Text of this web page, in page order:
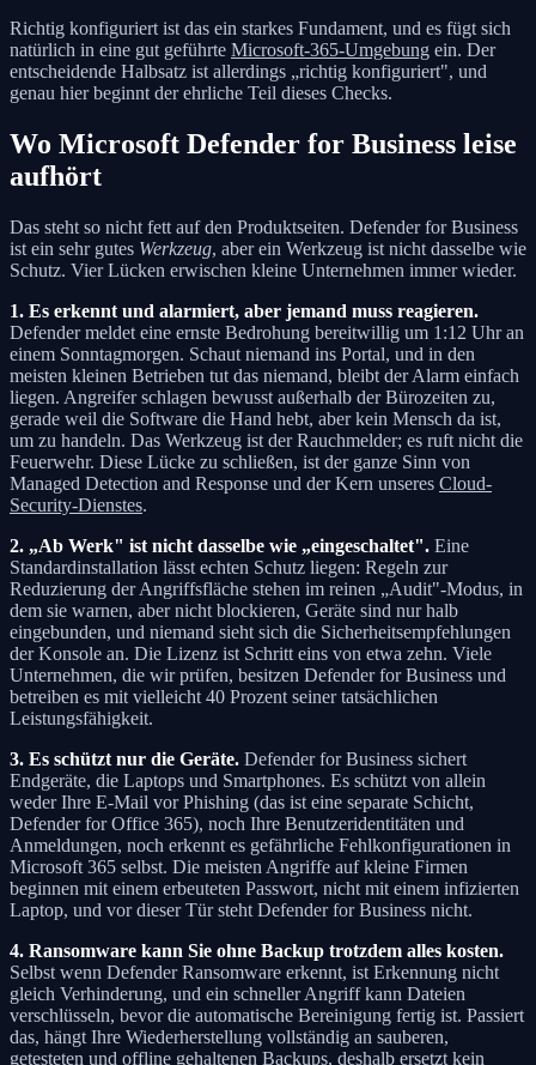
Richtig konfiguriert ist das ein starkes Fundament, und es fügt sich
natürlich in eine gut geführte Microsoft-365-Umgebung ein. Der
entscheidende Halbsatz ist allerdings „richtig konfiguriert", und
genau hier beginnt der ehrliche Teil dieses Checks.
Wo Microsoft Defender for Business leise
aufhört
Das steht so nicht fett auf den Produktseiten. Defender for Business
ist ein sehr gutes Werkzeug, aber ein Werkzeug ist nicht dasselbe wie
Schutz. Vier Lücken erwischen kleine Unternehmen immer wieder.
1. Es erkennt und alarmiert, aber jemand muss reagieren.
Defender meldet eine ernste Bedrohung bereitwillig um 1:12 Uhr an
einem Sonntagmorgen. Schaut niemand ins Portal, und in den
meisten kleinen Betrieben tut das niemand, bleibt der Alarm einfach
liegen. Angreifer schlagen bewusst außerhalb der Bürozeiten zu,
gerade weil die Software die Hand hebt, aber kein Mensch da ist,
um zu handeln. Das Werkzeug ist der Rauchmelder; es ruft nicht die
Feuerwehr. Diese Lücke zu schließen, ist der ganze Sinn von
Managed Detection and Response und der Kern unseres Cloud-
Security-Dienstes.
2. „Ab Werk" ist nicht dasselbe wie „eingeschaltet". Eine
Standardinstallation lässt echten Schutz liegen: Regeln zur
Reduzierung der Angriffsfläche stehen im reinen „Audit"-Modus, in
dem sie warnen, aber nicht blockieren, Geräte sind nur halb
eingebunden, und niemand sieht sich die Sicherheitsempfehlungen
der Konsole an. Die Lizenz ist Schritt eins von etwa zehn. Viele
Unternehmen, die wir prüfen, besitzen Defender for Business und
betreiben es mit vielleicht 40 Prozent seiner tatsächlichen
Leistungsfähigkeit.
3. Es schützt nur die Geräte. Defender for Business sichert
Endgeräte, die Laptops und Smartphones. Es schützt von allein
weder Ihre E-Mail vor Phishing (das ist eine separate Schicht,
Defender for Office 365), noch Ihre Benutzeridentitäten und
Anmeldungen, noch erkennt es gefährliche Fehlkonfigurationen in
Microsoft 365 selbst. Die meisten Angriffe auf kleine Firmen
beginnen mit einem erbeuteten Passwort, nicht mit einem infizierten
Laptop, und vor dieser Tür steht Defender for Business nicht.
4. Ransomware kann Sie ohne Backup trotzdem alles kosten.
Selbst wenn Defender Ransomware erkennt, ist Erkennung nicht
gleich Verhinderung, und ein schneller Angriff kann Dateien
verschlüsseln, bevor die automatische Bereinigung fertig ist. Passiert
das, hängt Ihre Wiederherstellung vollständig an sauberen,
getesteten und offline gehaltenen Backups, deshalb ersetzt kein